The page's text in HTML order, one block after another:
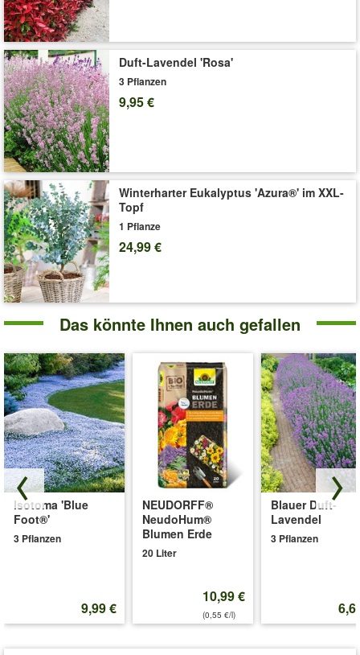
grandiflora)
Art.-Nr.:9646
Liefergröße:3-Liter Containertopf
'Immergrüne Magnolie 'Alta®''
Duft-Lavendel 'Rosa'
3 Pflanzen
9,95 €
Winterharter Eukalyptus 'Azura®' im XXL-
Topf
1 Pflanze
24,99 €
Das könnte Ihnen auch gefallen
Isotoma 'Blue
Foot®'
3 Pflanzen
9,99 €
NEUDORFF®
NeudoHum®
Blumen Erde
20 Liter
10,99 €
(0,55 €/l)
Blauer Duft-
Lavendel
3 Pflanzen